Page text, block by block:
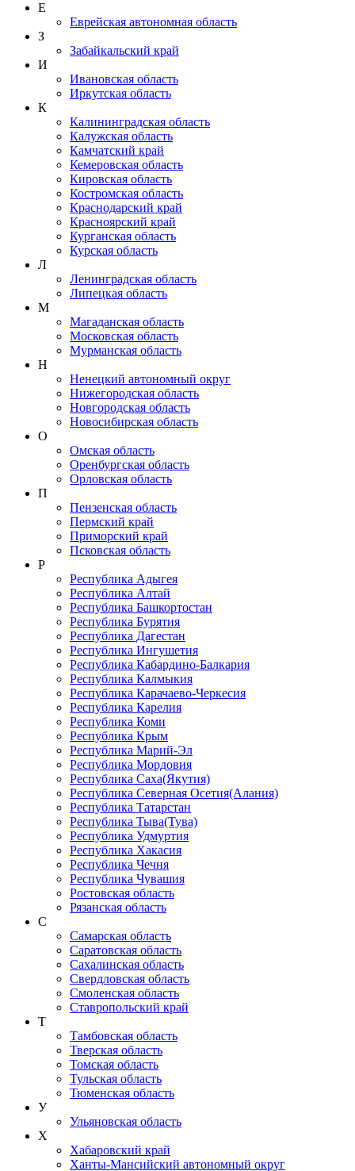
Е
Еврейская автономная область
З
Забайкальский край
И
Ивановская область
Иркутская область
К
Калининградская область
Калужская область
Камчатский край
Кемеровская область
Кировская область
Костромская область
Краснодарский край
Красноярский край
Курганская область
Курская область
Л
Ленинградская область
Липецкая область
М
Магаданская область
Московская область
Мурманская область
Н
Ненецкий автономный округ
Нижегородская область
Новгородская область
Новосибирская область
О
Омская область
Оренбургская область
Орловская область
П
Пензенская область
Пермский край
Приморский край
Псковская область
Р
Республика Адыгея
Республика Алтай
Республика Башкортостан
Республика Бурятия
Республика Дагестан
Республика Ингушетия
Республика Кабардино-Балкария
Республика Калмыкия
Республика Карачаево-Черкеcия
Республика Карелия
Республика Коми
Республика Крым
Республика Марий-Эл
Республика Мордовия
Республика Саха(Якутия)
Республика Северная Осетия(Алания)
Республика Татарстан
Республика Тыва(Тува)
Республика Удмуртия
Республика Хакасия
Республика Чечня
Республика Чувашия
Ростовская область
Рязанская область
С
Самарская область
Саратовская область
Сахалинская область
Свердловская область
Смоленская область
Ставропольский край
Т
Тамбовская область
Тверская область
Томская область
Тульская область
Тюменская область
У
Ульяновская область
Х
Хабаровский край
Ханты-Мансийский автономный округ